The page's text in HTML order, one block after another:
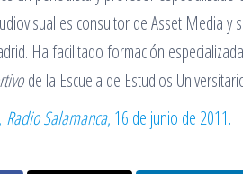
es consultor de Asset Media
Ha facilitado formación
de la Escuela de Estudios
Radio Salamanca, 16 de junio de 2011.